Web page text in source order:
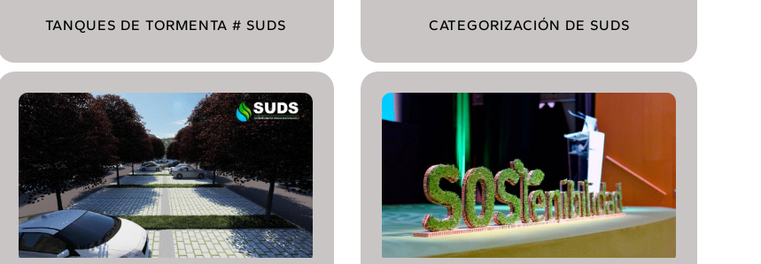
TANQUES DE TORMENTA # SUDS CATEGORIZACIÓN DE SUDS